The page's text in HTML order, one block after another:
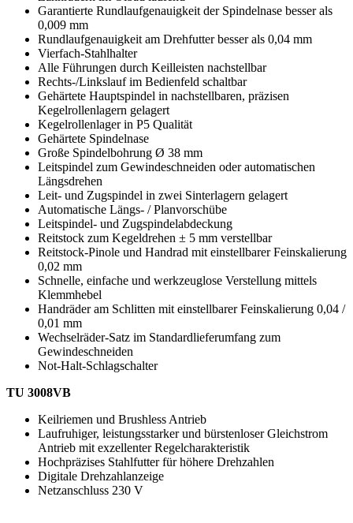
Garantierte Rundlaufgenauigkeit der Spindelnase besser als
0,009 mm
Rundlaufgenauigkeit am Drehfutter besser als 0,04 mm
Vierfach-Stahlhalter
Alle Führungen durch Keilleisten nachstellbar
Rechts-/Linkslauf im Bedienfeld schaltbar
Gehärtete Hauptspindel in nachstellbaren, präzisen
Kegelrollenlagern gelagert
Kegelrollenlager in P5 Qualität
Gehärtete Spindelnase
Große Spindelbohrung Ø 38 mm
Leitspindel zum Gewindeschneiden oder automatischen
Längsdrehen
Leit- und Zugspindel in zwei Sinterlagern gelagert
Automatische Längs- / Planvorschübe
Leitspindel- und Zugspindelabdeckung
Reitstock zum Kegeldrehen ± 5 mm verstellbar
Reitstock-Pinole und Handrad mit einstellbarer Feinskalierung
0,02 mm
Schnelle, einfache und werkzeuglose Verstellung mittels
Klemmhebel
Handräder am Schlitten mit einstellbarer Feinskalierung 0,04 /
0,01 mm
Wechselräder-Satz im Standardlieferumfang zum
Gewindeschneiden
Not-Halt-Schlagschalter
TU 3008VB
Keilriemen und Brushless Antrieb
Laufruhiger, leistungsstarker und bürstenloser Gleichstrom
Antrieb mit exzellenter Regelcharakteristik
Hochpräzises Stahlfutter für höhere Drehzahlen
Digitale Drehzahlanzeige
Netzanschluss 230 V